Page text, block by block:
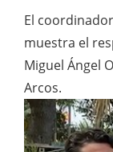
El
muestra el
Miguel Ángel
Arcos.